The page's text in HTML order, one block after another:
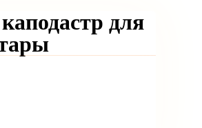
для